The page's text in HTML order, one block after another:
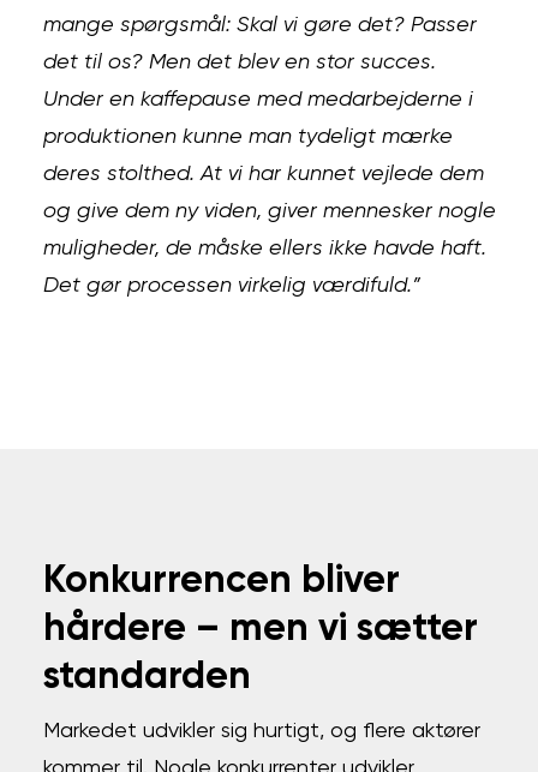
mange spørgsmål: Skal vi gøre det? Passer
det til os? Men det blev en stor succes.
Under en kaffe­pause med medarbejderne i
produktionen kunne man tydeligt mærke
deres stolthed. At vi har kunnet vejlede dem
og give dem ny viden, giver mennesker nogle
muligheder, de måske ellers ikke havde haft.
Det gør processen virkelig værdifuld.”
Konkurrencen bliver
hårdere – men vi sætter
standarden
Markedet udvikler sig hurtigt, og flere aktører